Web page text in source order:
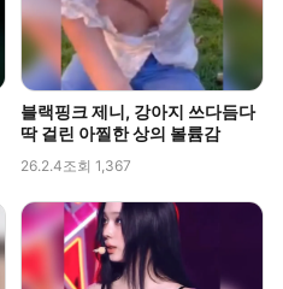
블랙핑크 제니, 강아지 쓰다듬다
딱 걸린 아찔한 상의 볼륨감
26.2.4조회 1,367